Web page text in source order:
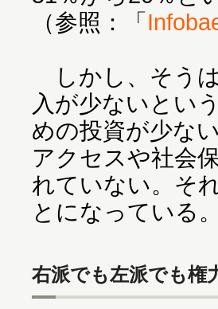
（参照：「
しかし、そう
入が少ないとい
めの投資が少な
アクセスや社会
れていない。そ
とになっている
右派でも左派でも権